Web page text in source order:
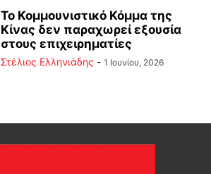
Το Κομμουνιστικό Κόμμα της
Κίνας δεν παραχωρεί εξουσία
στους επιχειρηματίες
Στέλιος Ελληνιάδης - 1 Ιουνίου, 2026